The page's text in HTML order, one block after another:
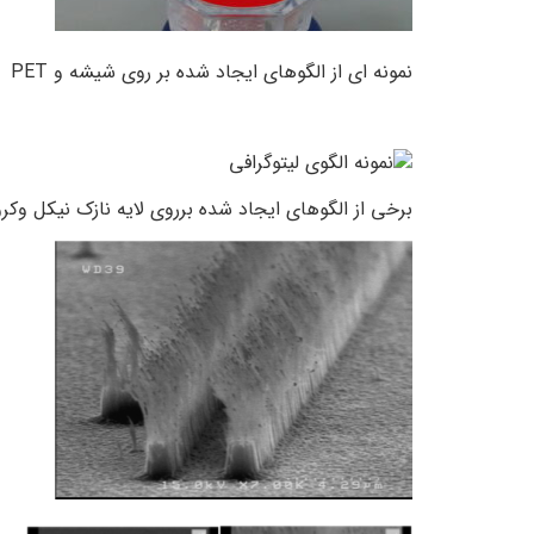
نمونه ای از الگوهای ایجاد شده بر روی شیشه و PET
برخی از الگوهای ایجاد شده برروی لایه نازک نیکل